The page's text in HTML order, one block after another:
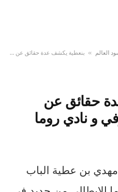
العالم » بنعطية يكشف عدة حقائق عن تجربته رفقة اليوفي و نادي روما
حقائق عن
و نادي روما
بن عطية الباب